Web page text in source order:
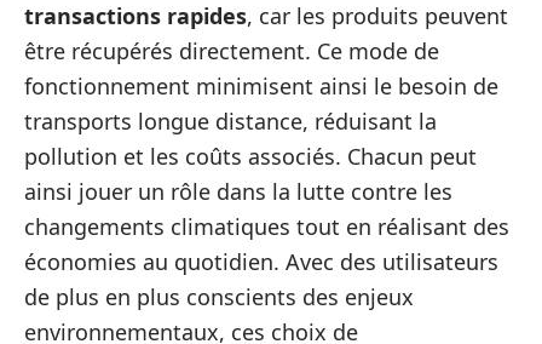
transactions rapides, car les produits peuvent
être récupérés directement. Ce mode de
fonctionnement minimisent ainsi le besoin de
transports longue distance, réduisant la
pollution et les coûts associés. Chacun peut
ainsi jouer un rôle dans la lutte contre les
changements climatiques tout en réalisant des
économies au quotidien. Avec des utilisateurs
de plus en plus conscients des enjeux
environnementaux, ces choix de